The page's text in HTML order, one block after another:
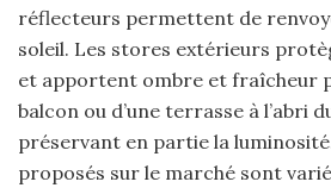
réflecteurs permettent de
soleil. Les stores extérieurs
et apportent ombre et fraîcheur
balcon ou d’une terrasse à l’abri
préservant en partie la
proposés sur le marché sont